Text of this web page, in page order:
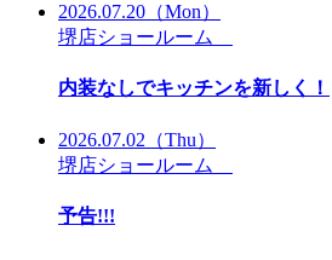
2026.07.20 （Mon）
堺店ショールーム
内装なしでキッチンを新しく！
2026.07.02 （Thu）
堺店ショールーム
予告!!!